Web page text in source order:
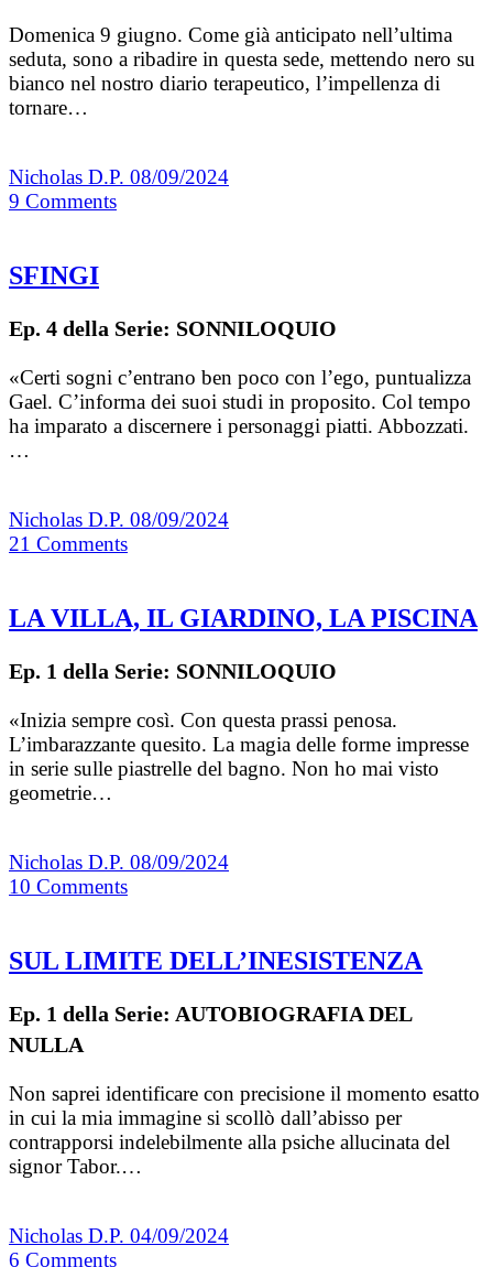
Domenica 9 giugno. Come già anticipato nell’ultima
seduta, sono a ribadire in questa sede, mettendo nero su
bianco nel nostro diario terapeutico, l’impellenza di
tornare…
Nicholas D.P. 08/09/2024
9 Comments
SFINGI
Ep. 4 della Serie: SONNILOQUIO
«Certi sogni c’entrano ben poco con l’ego, puntualizza
Gael. C’informa dei suoi studi in proposito. Col tempo
ha imparato a discernere i personaggi piatti. Abbozzati.
…
Nicholas D.P. 08/09/2024
21 Comments
LA VILLA, IL GIARDINO, LA PISCINA
Ep. 1 della Serie: SONNILOQUIO
«Inizia sempre così. Con questa prassi penosa.
L’imbarazzante quesito. La magia delle forme impresse
in serie sulle piastrelle del bagno. Non ho mai visto
geometrie…
Nicholas D.P. 08/09/2024
10 Comments
SUL LIMITE DELL’INESISTENZA
Ep. 1 della Serie: AUTOBIOGRAFIA DEL
NULLA
Non saprei identificare con precisione il momento esatto
in cui la mia immagine si scollò dall’abisso per
contrapporsi indelebilmente alla psiche allucinata del
signor Tabor.…
Nicholas D.P. 04/09/2024
6 Comments